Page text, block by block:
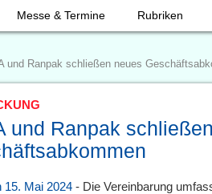
Messe & Termine Rubriken
und Ranpak schließen neues
und Ranpak
15. Mai 2024 - Die Vereinbarung